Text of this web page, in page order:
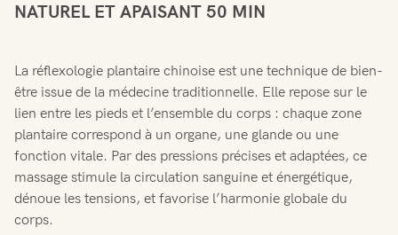
NATUREL ET APAISANT 50 MIN
La réflexologie plantaire chinoise est une technique de bien-
être issue de la médecine traditionnelle. Elle repose sur le
lien entre les pieds et l’ensemble du corps : chaque zone
plantaire correspond à un organe, une glande ou une
fonction vitale. Par des pressions précises et adaptées, ce
massage stimule la circulation sanguine et énergétique,
dénoue les tensions, et favorise l’harmonie globale du
corps.